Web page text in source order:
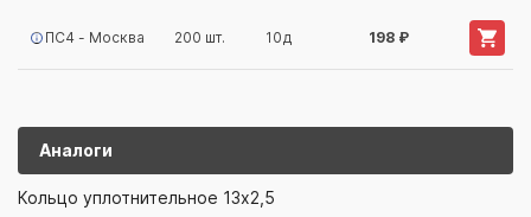
ПС4 - Москва 200 шт. 10д 198 ₽
Аналоги
K2003354Kacmazlar
Кольцо уплотнительное 13x2,5